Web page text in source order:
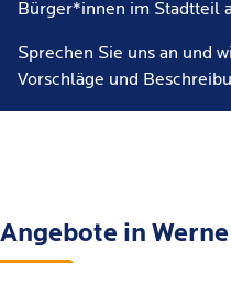
Bürger*innen im Stadtteil
Sprechen Sie uns an und
Vorschläge und
Angebote in